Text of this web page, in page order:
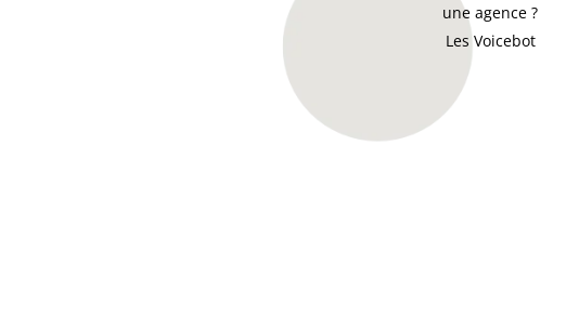
une agence ?
Les Voicebot